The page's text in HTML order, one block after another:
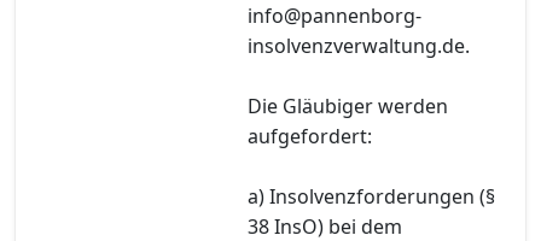
info@pannenborg-
insolvenzverwaltung.de.
Die Gläubiger werden
aufgefordert:
a) Insolvenzforderungen (§
38 InsO) bei dem